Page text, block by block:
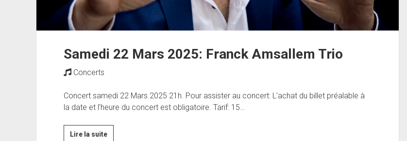
Samedi 22 Mars 2025: Franck Amsallem Trio
Concerts
Concert samedi 22 Mars 2025 21h. Pour assister au concert: L’achat du billet préalable à
la date et l’heure du concert est obligatoire. Tarif: 15…
Lire la suiteSamedi